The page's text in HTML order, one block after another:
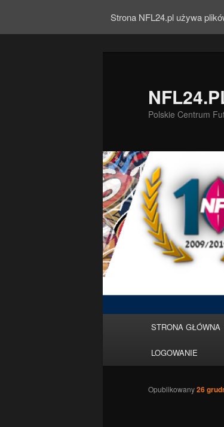
Polskie Centrum
Przeskocz
do
tekstu
STRONA GŁÓWNA
LOGOWANIE
Opublikowany26
Strona NFL24.pl używa